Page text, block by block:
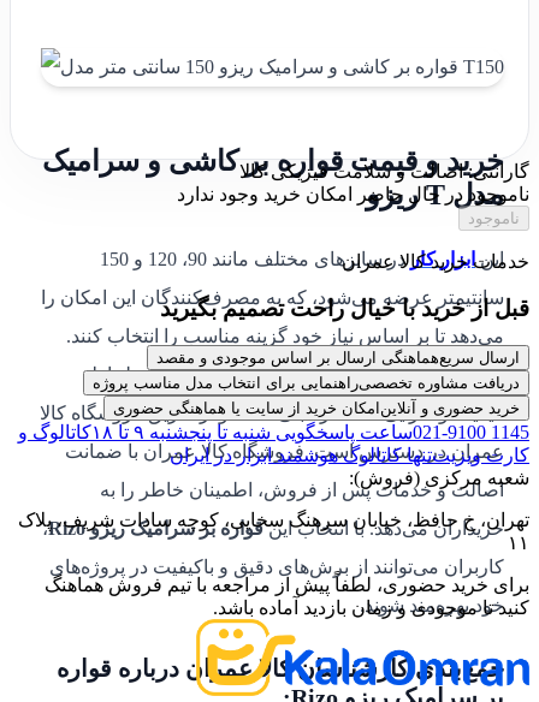
خرید و قیمت قواره بر کاشی و سرامیک
مدل T ریزو
اینابزار کار
در سایزهای مختلف مانند 90، 120 و 150
سانتیمتر عرضه می‌شود، که به مصرف‌کنندگان این امکان را
می‌دهد تا بر اساس نیاز خود گزینه مناسب را انتخاب کنند.
قیمت قواره بر کاشی و سرامیک مدل T ریزو
به لحاظ
کیفیت و کارایی، کاملاً رقابتی است و از طریق فروشگاه کالا
عمران در دسترس است. فروشگاه کالا عمران با ضمانت
اصالت و خدمات پس از فروش، اطمینان خاطر را به
خریداران می‌دهد. با انتخاب اینقواره بر سرامیک ریزو Rizo
،
کاربران می‌توانند از برش‌های دقیق و باکیفیت در پروژه‌های
خود بهره‌مند شوند.
جمع‌بندی کارشناسان کالا عمران درباره قواره
گارانتی: اصالت و سلامت فیزیکی کالا
ناموجود در حال حاضر امکان خرید وجود ندارد
ناموجود
خدمات خرید کالا عمران
قبل از خرید با خیال راحت تصمیم بگیرید
ارسال سریعهماهنگی ارسال بر اساس موجودی و مقصد
دریافت مشاوره تخصصیراهنمایی برای انتخاب مدل مناسب پروژه
خرید حضوری و آنلاینامکان خرید از سایت یا هماهنگی حضوری
021-9100 1145ساعت پاسخگویی شنبه تا پنجشنبه ۹ تا ۱۸
کاتالوگ و
کارت ویزیتتنها کاتالوگ هوشمند ابزار در ایران
شعبه مرکزی (فروش):
تهران، خ حافظ، خیابان سرهنگ سخایی، کوچه سادات شریف، پلاک
۱۱
برای خرید حضوری، لطفاً پیش از مراجعه با تیم فروش هماهنگ
کنید تا موجودی و زمان بازدید آماده باشد.